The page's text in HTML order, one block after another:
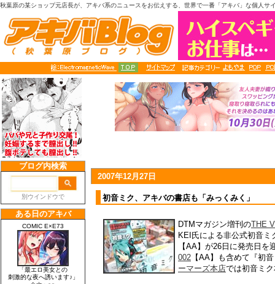
秋葉原の某ショップ元店長が、アキバ系のニュースをお伝えする、世界で一番「アキバ」な個人サ
2007年12月27日
初音ミク、アキバの書店も「みっくみく」
DTMマガジン増刊のTHE
KEI氏による非公式初音ミ
【AA】が26日に発売日
002 【AA】も含めて『初
ーマーズ本店では初音ミ